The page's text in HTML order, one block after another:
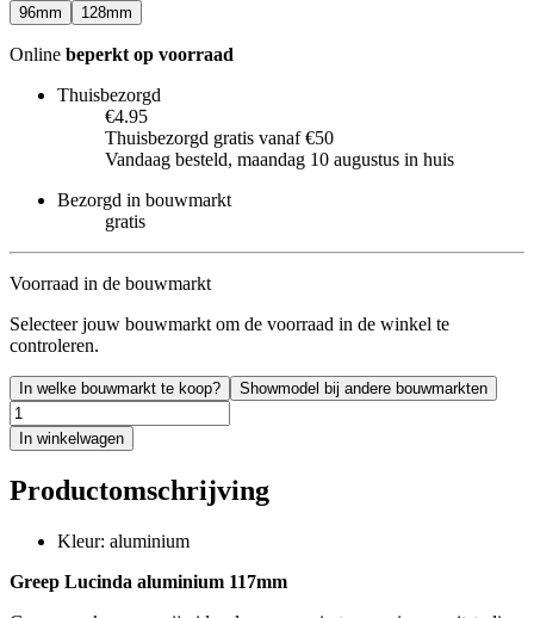
96mm 128mm
Online beperkt op voorraad
Thuisbezorgd
€4.95
Thuisbezorgd gratis vanaf €50
Vandaag besteld, maandag 10 augustus in huis
Bezorgd in bouwmarkt
gratis
Voorraad in de bouwmarkt
Selecteer jouw bouwmarkt om de voorraad in de winkel te
controleren.
In welke bouwmarkt te koop? Showmodel bij andere bouwmarkten
In winkelwagen
Productomschrijving
Kleur: aluminium
Greep Lucinda aluminium 117mm